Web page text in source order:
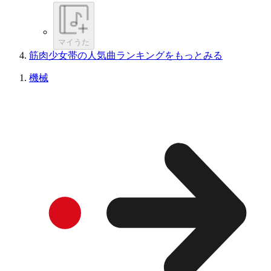
マイうた
筋肉少女帯の人気曲ランキングをもっとみる
機械